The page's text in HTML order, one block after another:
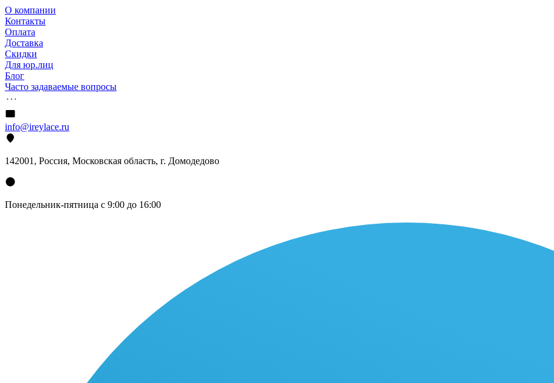
О компании
Контакты
Оплата
Доставка
Скидки
Для юр.лиц
Блог
Часто задаваемые вопросы
info@ireylace.ru
142001 , Россия, Московская область, г. Домодедово
Понедельник-пятница с 9:00 до 16:00